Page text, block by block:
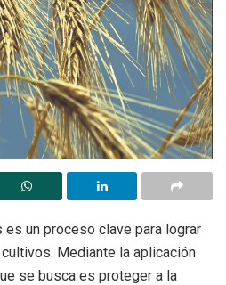
un proceso clave para lograr
Mediante la aplicación
se busca es proteger a la